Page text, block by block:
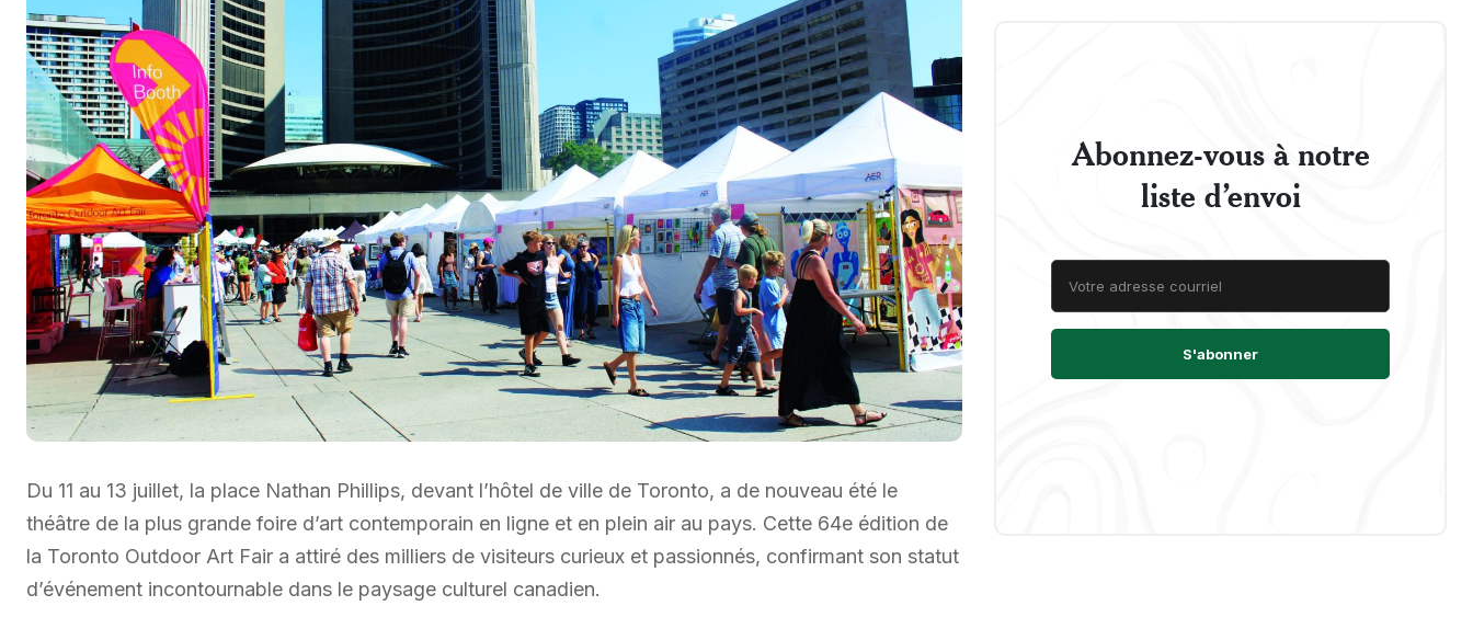
Du 11 au 13 juillet, la place Nathan Phillips, devant l’hôtel de ville de Toronto, a de nouveau été le
théâtre de la plus grande foire d’art contemporain en ligne et en plein air au pays. Cette 64e édition de
la Toronto Outdoor Art Fair a attiré des milliers de visiteurs curieux et passionnés, confirmant son statut
d’événement incontournable dans le paysage culturel canadien.
Abonnez-vous à notre
liste d’envoi